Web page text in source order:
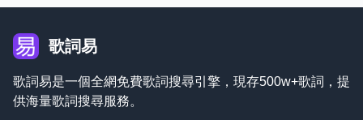
歌詞易
歌詞易是一個全網免費歌詞搜尋引擎，現存500w+歌詞，提
供海量歌詞搜尋服務。